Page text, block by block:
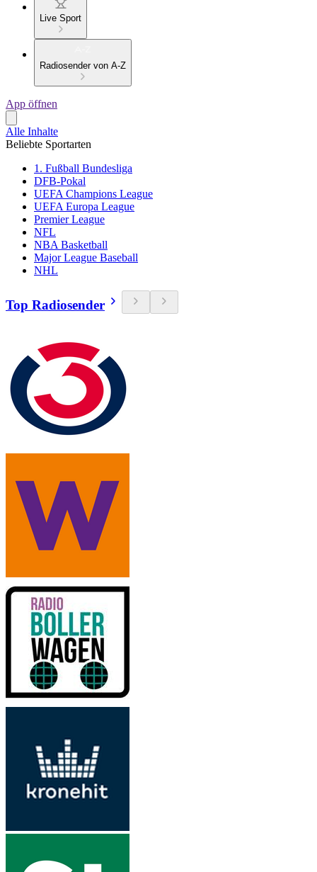
Live Sport
Radiosender von A-Z
App öffnen
Alle Inhalte
Beliebte Sportarten
1. Fußball Bundesliga
DFB-Pokal
UEFA Champions League
UEFA Europa League
Premier League
NFL
NBA Basketball
Major League Baseball
NHL
Top Radiosender